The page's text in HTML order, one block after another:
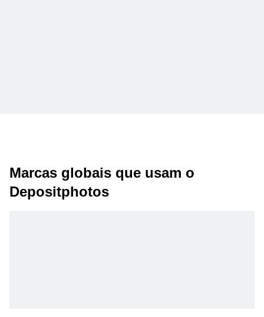
Marcas globais que usam o
Depositphotos